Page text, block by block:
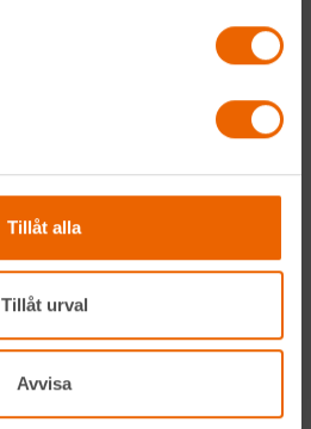
Tillåt alla
Tillåt urval
Avvisa